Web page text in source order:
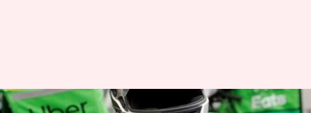
வாடிக்கையாளர்களுக்கு